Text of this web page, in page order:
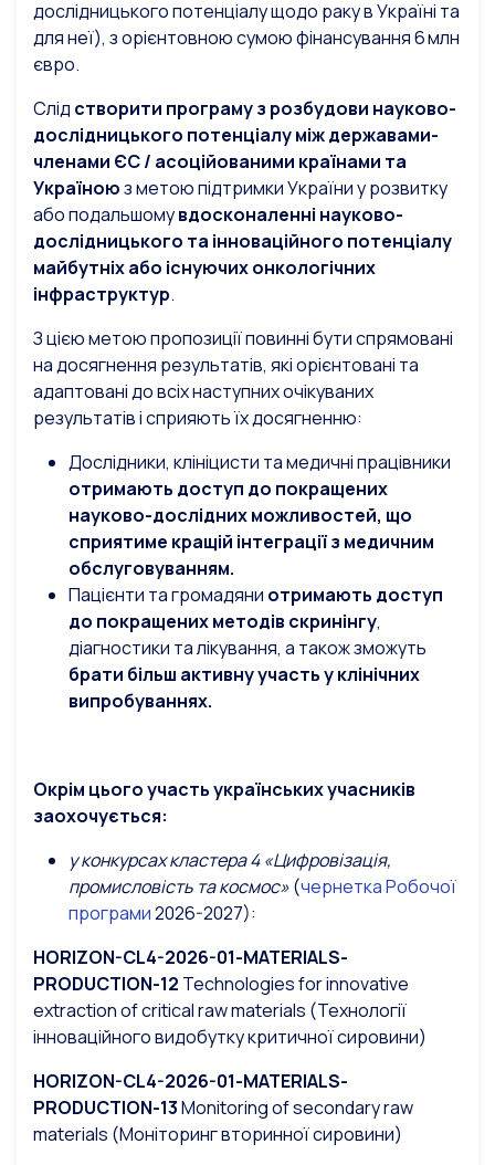
дослідницького потенціалу щодо раку в Україні та
для неї), з орієнтовною сумою фінансування 6 млн
євро.
Слід створити програму з розбудови науково-
дослідницького потенціалу між державами-
членами ЄС / асоційованими країнами та
Україноюз метою підтримки України у розвитку
або подальшомувдосконаленні науково-
дослідницького та інноваційного потенціалу
майбутніх або існуючих онкологічних
інфраструктур.
З цією метою пропозиції повинні бути спрямовані
на досягнення результатів, які орієнтовані та
адаптовані до всіх наступних очікуваних
результатів і сприяють їх досягненню:
Дослідники, клініцисти та медичні працівники
отримають доступ до покращених
науково-дослідних можливостей, що
сприятиме кращій інтеграції з медичним
обслуговуванням.
Пацієнти та громадяни отримають доступ
до покращених методів скринінгу,
діагностики та лікування, а також зможуть
брати більш активну участь у клінічних
випробуваннях.
Окрім цього участь українських учасників
заохочується:
у конкурсахкластера 4 «Цифровізація,
промисловість та космос»(чернетка Робочої
програми2026-2027):
HORIZON-CL4-2026-01-MATERIALS-
PRODUCTION-12 Technologies for innovative
extraction of critical raw materials (Технології
інноваційного видобутку критичної сировини)
HORIZON-CL4-2026-01-MATERIALS-
PRODUCTION-13Monitoring of secondary raw
materials (Моніторинг вторинної сировини)